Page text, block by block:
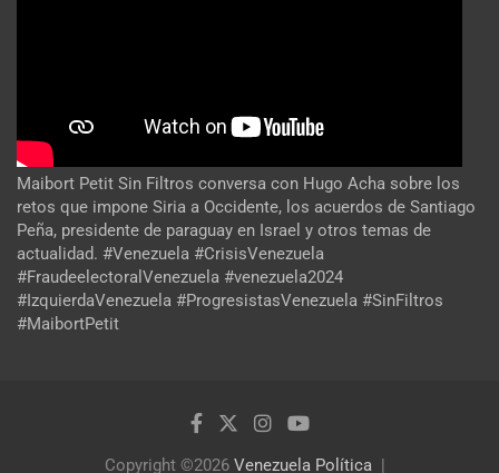
Maibort Petit Sin Filtros conversa con Hugo Acha sobre los
retos que impone Siria a Occidente, los acuerdos de Santiago
Peña, presidente de paraguay en Israel y otros temas de
actualidad. #Venezuela #CrisisVenezuela
#FraudeelectoralVenezuela #venezuela2024
#IzquierdaVenezuela #ProgresistasVenezuela #SinFiltros
#MaibortPetit
Copyright ©2026 Venezuela Política